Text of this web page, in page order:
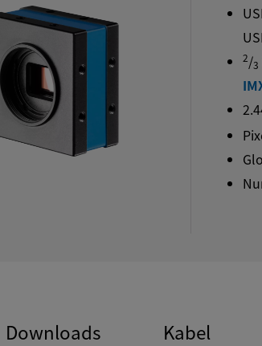
2/3
Downloads Kabel